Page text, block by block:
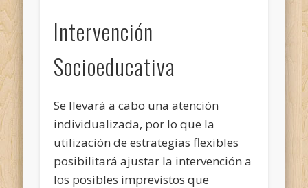
Intervención
Socioeducativa
Se llevará a cabo una atención
individualizada, por lo que la
utilización de estrategias flexibles
posibilitará ajustar la intervención a
los posibles imprevistos que